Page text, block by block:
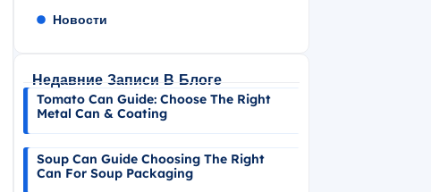
Новости
Недавние Записи В Блоге
Tomato Can Guide: Choose The Right
Metal Can & Coating
Soup Can Guide Choosing The Right
Can For Soup Packaging